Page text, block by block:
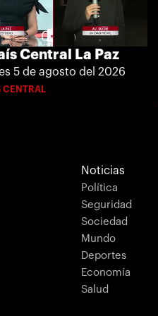
Central La Paz
5 de agosto del 2026
CENTRAL
Noticias
Política
Seguridad
Sociedad
Mundo
Deportes
Economía
Salud